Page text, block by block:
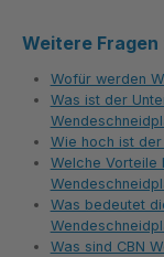
Weitere Fragen
Wofür werden
Was ist der
Wie hoch ist
Welche Vorteile
Was bedeutet
Was sind CBN